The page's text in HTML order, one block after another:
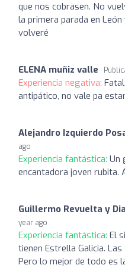
que nos cobrasen. No
la primera parada en
volveré
ELENA muñiz valle
Experiencia negativa:
antipático, no vale pa
Alejandro Izquierdo
ago
Experiencia fantástica: Un
encantadora joven rubita.
Guillermo Revuelta y
year ago
Experiencia fantástica: El
tienen Estrella Galicia. Las
Pero lo mejor de todo es